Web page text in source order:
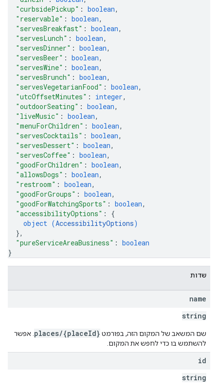
"curbsidePickup" : boolean,
"reservable" : boolean,
"servesBreakfast" : boolean,
"servesLunch" : boolean,
"servesDinner" : boolean,
"servesBeer" : boolean,
"servesWine" : boolean,
"servesBrunch" : boolean,
"servesVegetarianFood" : boolean,
"utcOffsetMinutes" : integer,
"outdoorSeating" : boolean,
"liveMusic" : boolean,
"menuForChildren" : boolean,
"servesCocktails" : boolean,
"servesDessert" : boolean,
"servesCoffee" : boolean,
"goodForChildren" : boolean,
"allowsDogs" : boolean,
"restroom" : boolean,
"goodForGroups" : boolean,
"goodForWatchingSports" : boolean,
"accessibilityOptions" : {
object (AccessibilityOptions)
},
"pureServiceAreaBusiness" : boolean
}
שדות
name
string
שם המשאב של המקום הזה, בפורמט places/{placeId} . אפשר
להשתמש בו כדי לחפש את המקום.
id
string